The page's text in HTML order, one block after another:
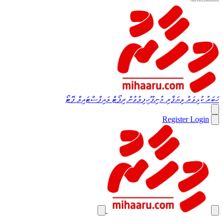
ހަބަރުކުޅިވަރު ވިޔަފާރި މުނިފޫހިފިލުވުންރިޕޯޓް ލައިފްސްޓައިލް ފޮޓޯ
RegisterLogin